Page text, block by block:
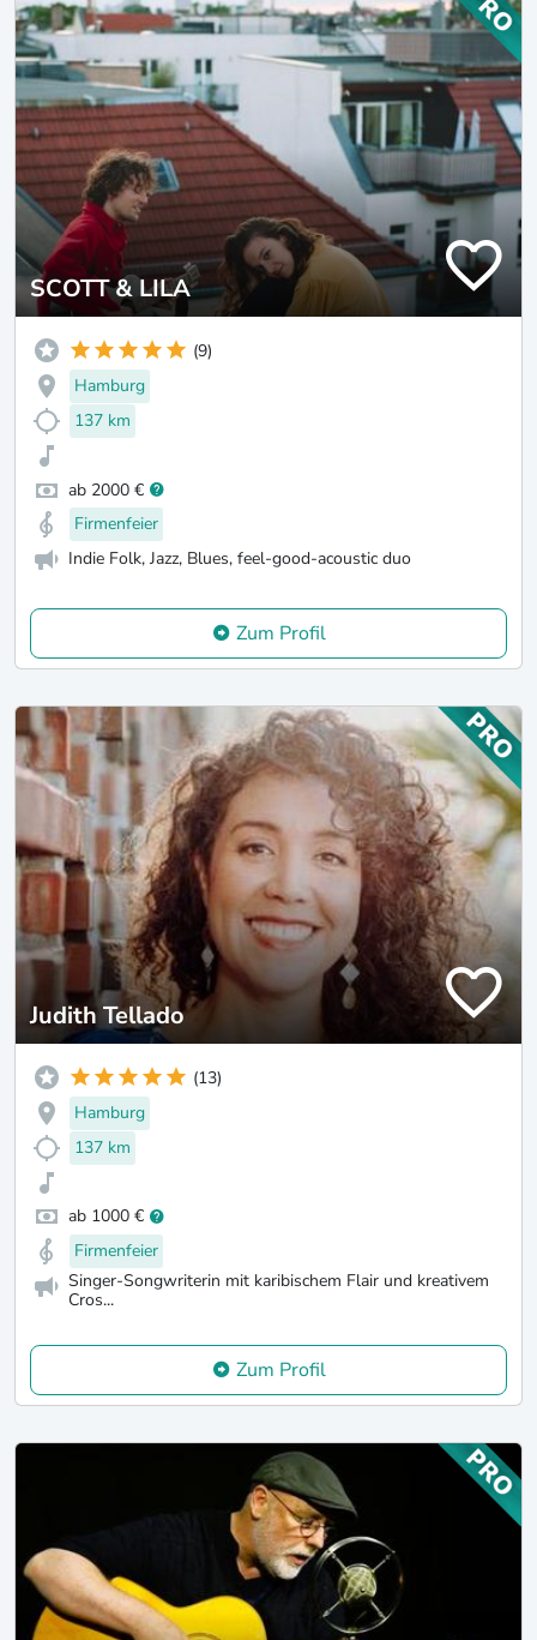
SCOTT & LILA
(9)
Hamburg
137 km
ab 2000 €
Firmenfeier
Indie Folk, Jazz, Blues, feel-good-acoustic duo
Zum Profil
Judith Tellado
(13)
Hamburg
137 km
ab 1000 €
Firmenfeier
Singer-Songwriterin mit karibischem Flair und kreativem
Cros...
Zum Profil